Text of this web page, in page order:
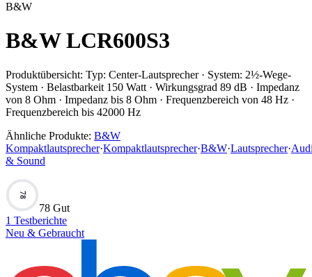
B&W
B&W LCR600S3
Produktübersicht: Typ: Center-Lautsprecher · System: 2½-Wege-
System · Belastbarkeit 150 Watt · Wirkungsgrad 89 dB · Impedanz
von 8 Ohm · Impedanz bis 8 Ohm · Frequenzbereich von 48 Hz ·
Frequenzbereich bis 42000 Hz
Ähnliche Produkte: B&W
Kompaktlautsprecher·Kompaktlautsprecher·B&W·Lautsprecher·
& Sound
78
78 Gut
1 Testberichte
Neu & Gebraucht